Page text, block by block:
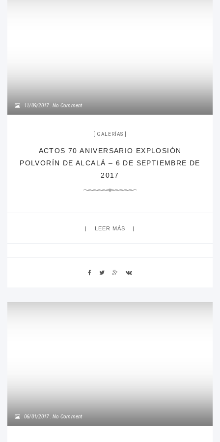
11/09/2017 No Comment
GALERÍAS
ACTOS 70 ANIVERSARIO EXPLOSIÓN
POLVORÍN DE ALCALÁ – 6 DE SEPTIEMBRE DE
2017
LEER MÁS
06/01/2017 No Comment